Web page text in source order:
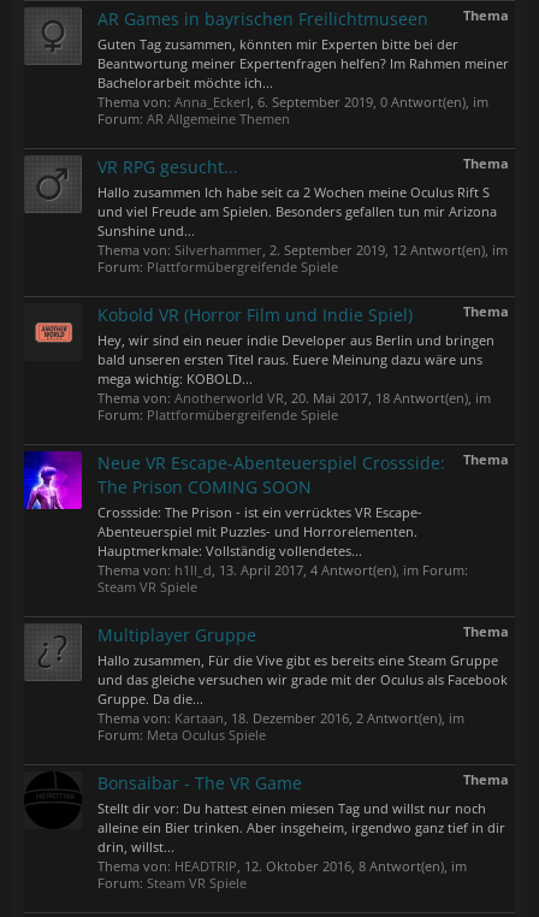
Thema
AR Games in bayrischen Freilichtmuseen
Guten Tag zusammen, könnten mir Experten bitte bei der
Beantwortung meiner Expertenfragen helfen? Im Rahmen meiner
Bachelorarbeit möchte ich...
Thema von: Anna_Eckerl, 6. September 2019, 0 Antwort(en), im
Forum: AR Allgemeine Themen
Thema
VR RPG gesucht...
Hallo zusammen Ich habe seit ca 2 Wochen meine Oculus Rift S
und viel Freude am Spielen. Besonders gefallen tun mir Arizona
Sunshine und...
Thema von: Silverhammer, 2. September 2019, 12 Antwort(en), im
Forum: Plattformübergreifende Spiele
Thema
Kobold VR (Horror Film und Indie Spiel)
Hey, wir sind ein neuer indie Developer aus Berlin und bringen
bald unseren ersten Titel raus. Euere Meinung dazu wäre uns
mega wichtig: KOBOLD...
Thema von: Anotherworld VR, 20. Mai 2017, 18 Antwort(en), im
Forum: Plattformübergreifende Spiele
Thema
Neue VR Escape-Abenteuerspiel Crossside:
The Prison COMING SOON
Crossside: The Prison - ist ein verrücktes VR Escape-
Abenteuerspiel mit Puzzles- und Horrorelementen.
Hauptmerkmale: Vollständig vollendetes...
Thema von: h1ll_d, 13. April 2017, 4 Antwort(en), im Forum:
Steam VR Spiele
Thema
Multiplayer Gruppe
Hallo zusammen, Für die Vive gibt es bereits eine Steam Gruppe
und das gleiche versuchen wir grade mit der Oculus als Facebook
Gruppe. Da die...
Thema von: Kartaan, 18. Dezember 2016, 2 Antwort(en), im
Forum: Meta Oculus Spiele
Thema
Bonsaibar - The VR Game
Stellt dir vor: Du hattest einen miesen Tag und willst nur noch
alleine ein Bier trinken. Aber insgeheim, irgendwo ganz tief in dir
drin, willst...
Thema von: HEADTRIP, 12. Oktober 2016, 8 Antwort(en), im
Forum: Steam VR Spiele